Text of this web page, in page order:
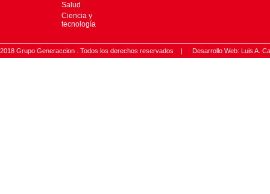
Salud
Ciencia y
tecnología
2018 Grupo Generaccion . Todos los derechos reservados | Desarrollo Web: Luis